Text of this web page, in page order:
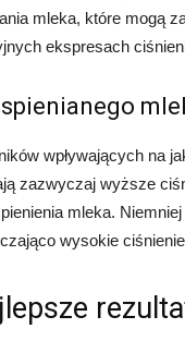
mleka, które mogą
ekspresach
wpływających na
zazwyczaj wyższe
mleka.
wysokie